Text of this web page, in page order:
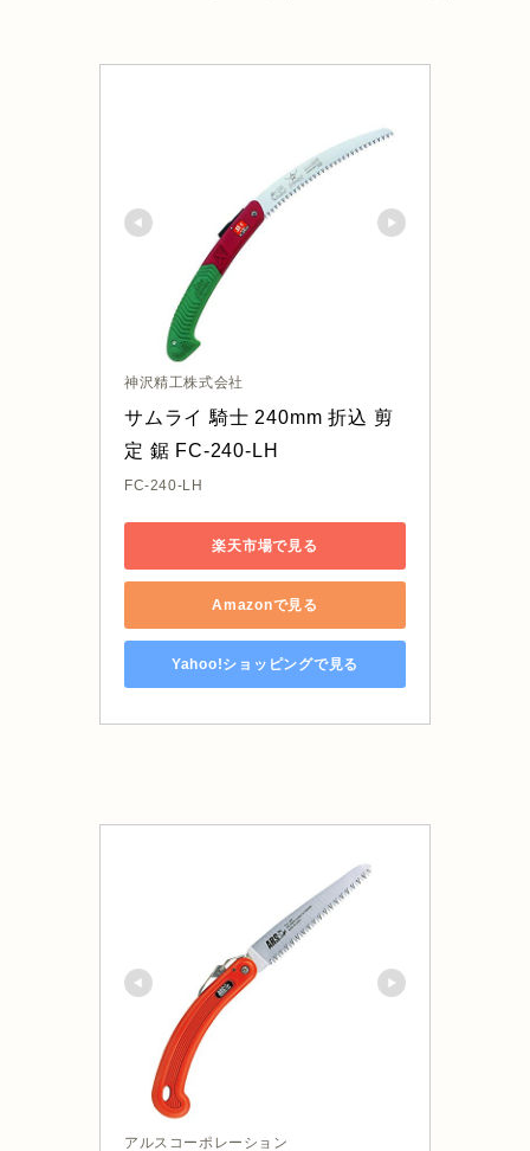
神沢精工株式会社
サムライ 騎士 240mm 折込 剪
定 鋸 FC-240-LH
FC-240-LH
楽天市場で見る
Amazonで見る
Yahoo!ショッピングで見る
アルスコーポレーション